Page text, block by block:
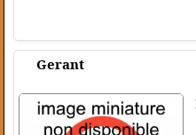
Gerant